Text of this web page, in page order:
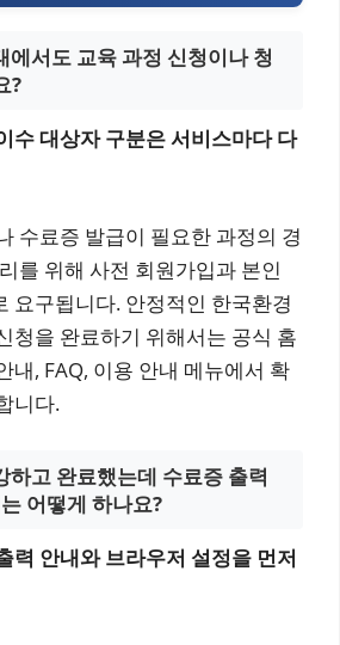
에서도 교육 과정 신청이나 청
?
수 대상자 구분은 서비스마다 다
수료증 발급이 필요한 과정의 경
를 위해 사전 회원가입과 본인
요구됩니다. 안정적인 한국환경
청을 완료하기 위해서는 공식 홈
내, FAQ, 이용 안내 메뉴에서 확
니다.
하고 완료했는데 수료증 출력
어떻게 하나요?
력 안내와 브라우저 설정을 먼저